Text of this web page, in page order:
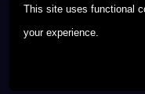
This site uses functional
your experience.
Proudly powered by